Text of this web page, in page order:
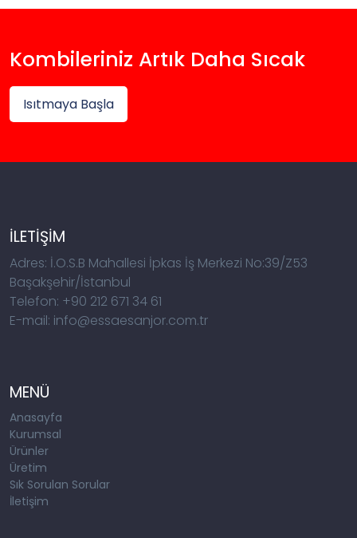
Kombileriniz Artık Daha Sıcak
Isıtmaya Başla
İLETİŞİM
Adres: İ.O.S.B Mahallesi İpkas İş Merkezi No:39/Z53
Başakşehir/İstanbul
Telefon: +90 212 671 34 61
E-mail: info@essaesanjor.com.tr
MENÜ
Anasayfa
Kurumsal
Ürünler
Üretim
Sık Sorulan Sorular
İletişim